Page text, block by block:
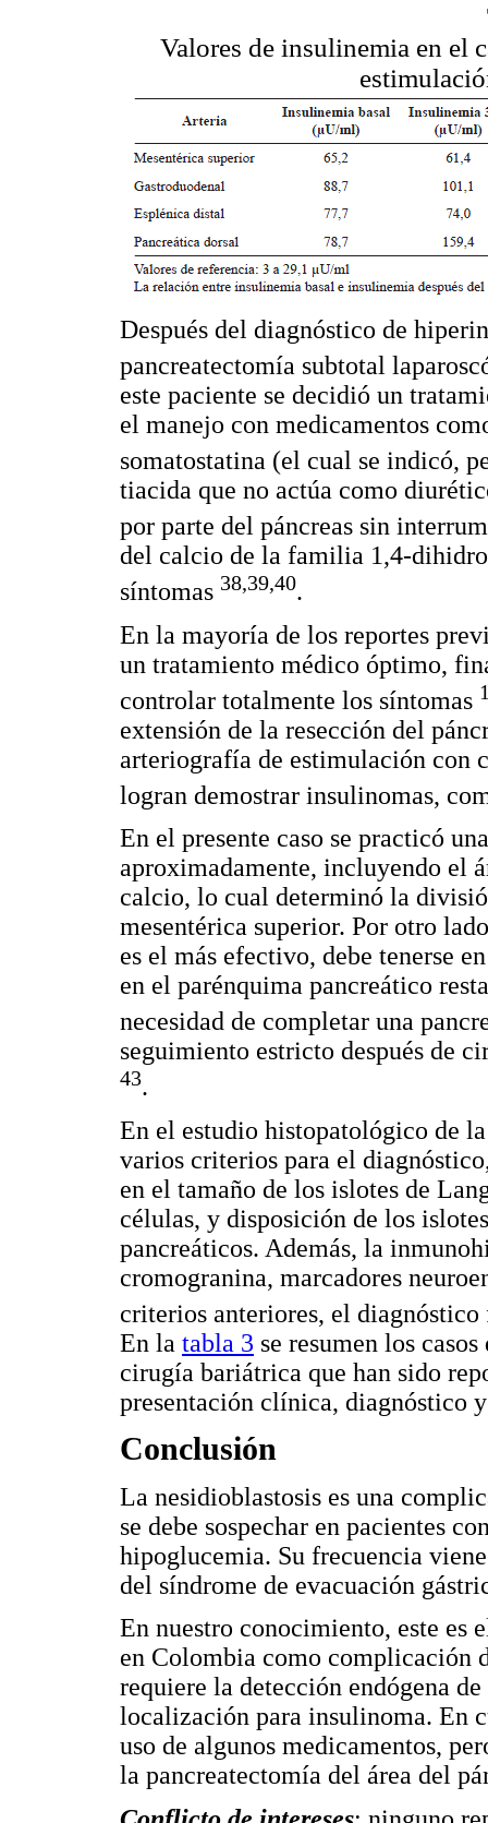
Valores de insulinemia en el
Después del diagnóstico de
pancreatectomía subtotal
este paciente se decidió un
el manejo con medicamentos
somatostatina (el cual se indicó,
tiacida que no actúa como
por parte del páncreas sin
del calcio de la familia 1,4-
síntomas 38,39,40.
En la mayoría de los reportes
un tratamiento médico óptimo,
controlar totalmente los síntomas
extensión de la resección del
arteriografía de estimulación con
logran demostrar insulinomas,
En el presente caso se practicó
aproximadamente, incluyendo el
calcio, lo cual determinó la
mesentérica superior. Por otro
es el más efectivo, debe tenerse
en el parénquima pancreático
necesidad de completar una
seguimiento estricto después de
43.
En el estudio histopatológico de
varios criterios para el
en el tamaño de los islotes de
células, y disposición de los
pancreáticos. Además, la
cromogranina, marcadores
criterios anteriores, el
En la tabla 3 se resumen los
cirugía bariátrica que han sido
presentación clínica, diagnóstico
Conclusión
La nesidioblastosis es una
se debe sospechar en pacientes
hipoglucemia. Su frecuencia
del síndrome de evacuación
En nuestro conocimiento, este es
en Colombia como complicación
requiere la detección endógena
localización para insulinoma. En
uso de algunos medicamentos,
la pancreatectomía del área del